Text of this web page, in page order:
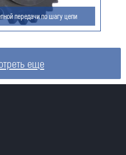
передачи по шагу цепи
еще